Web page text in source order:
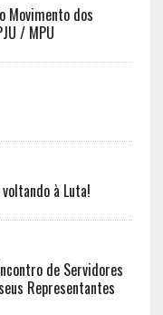
Movimento dos
/ MPU
à Luta!
de Servidores
Representantes